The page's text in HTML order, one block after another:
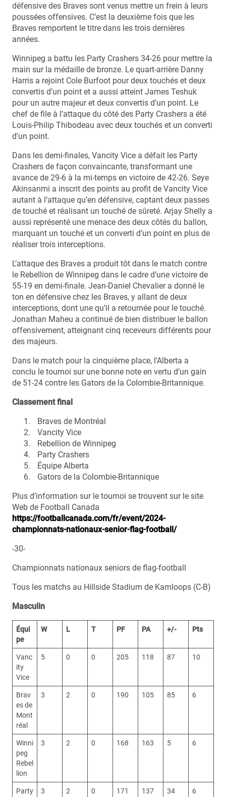
défensive des Braves sont venus mettre un frein à leurs
poussées offensives. C’est la deuxième fois que les
Braves remportent le titre dans les trois dernières
années.
Winnipeg a battu les Party Crashers 34-26 pour mettre la
main sur la médaille de bronze. Le quart-arrière Danny
Harris a rejoint Cole Burfoot pour deux touchés et deux
convertis d’un point et a aussi atteint James Teshuk
pour un autre majeur et deux convertis d’un point. Le
chef de file à l’attaque du côté des Party Crashers a été
Louis-Philip Thibodeau avec deux touchés et un converti
d’un point.
Dans les demi-finales, Vancity Vice a défait les Party
Crashers de façon convaincante, transformant une
avance de 29-6 à la mi-temps en victoire de 42-26. Seye
Akinsanmi a inscrit des points au profit de Vancity Vice
autant à l’attaque qu’en défensive, captant deux passes
de touché et réalisant un touché de sûreté. Arjay Shelly a
aussi représenté une menace des deux côtés du ballon,
marquant un touché et un converti d’un point en plus de
réaliser trois interceptions.
L’attaque des Braves a produit tôt dans le match contre
le Rebellion de Winnipeg dans le cadre d’une victoire de
55-19 en demi-finale. Jean-Daniel Chevalier a donné le
ton en défensive chez les Braves, y allant de deux
interceptions, dont une qu’il a retournée pour le touché.
Jonathan Maheu a continué de bien distribuer le ballon
offensivement, atteignant cinq receveurs différents pour
des majeurs.
Dans le match pour la cinquième place, l’Alberta a
conclu le tournoi sur une bonne note en vertu d’un gain
de 51-24 contre les Gators de la Colombie-Britannique.
Classement final
Braves de Montréal
Vancity Vice
Rebellion de Winnipeg
Party Crashers
Équipe Alberta
Gators de la Colombie-Britannique
Plus d’information sur le tournoi se trouvent sur le site
Web de Football Canada
https://footballcanada.com/fr/event/2024-
championnats-nationaux-senior-flag-football/
-30-
Championnats nationaux seniors de flag-football
Tous les matchs au Hillside Stadium de Kamloops (C-B)
Masculin
Équi
pe
W L T PF PA +/- Pts
Vanc
ity
Vice
5 0 0 205 118 87 10
Brav
es de
Mont
réal
3 2 0 190 105 85 6
Winni
peg
Rebel
lion
3 2 0 168 163 5 6
Party
3 2 0 171 137 34 6